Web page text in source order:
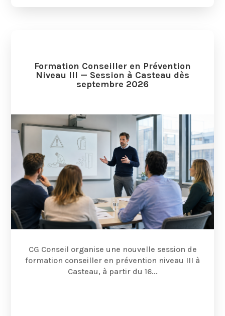
Formation Conseiller en Prévention
Niveau III — Session à Casteau dès
septembre 2026
CG Conseil organise une nouvelle session de
formation conseiller en prévention niveau III à
Casteau, à partir du 16...